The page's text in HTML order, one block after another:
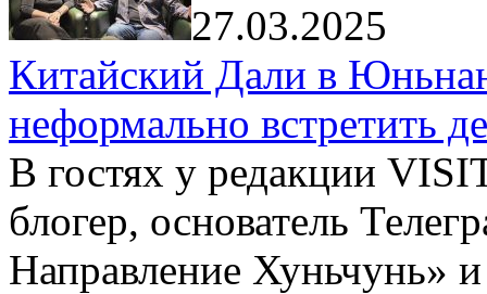
27.03.2025
Китайский Дали в
неформально встретить
В гостях у редакции
блогер, основатель
Направление Хуньчунь»